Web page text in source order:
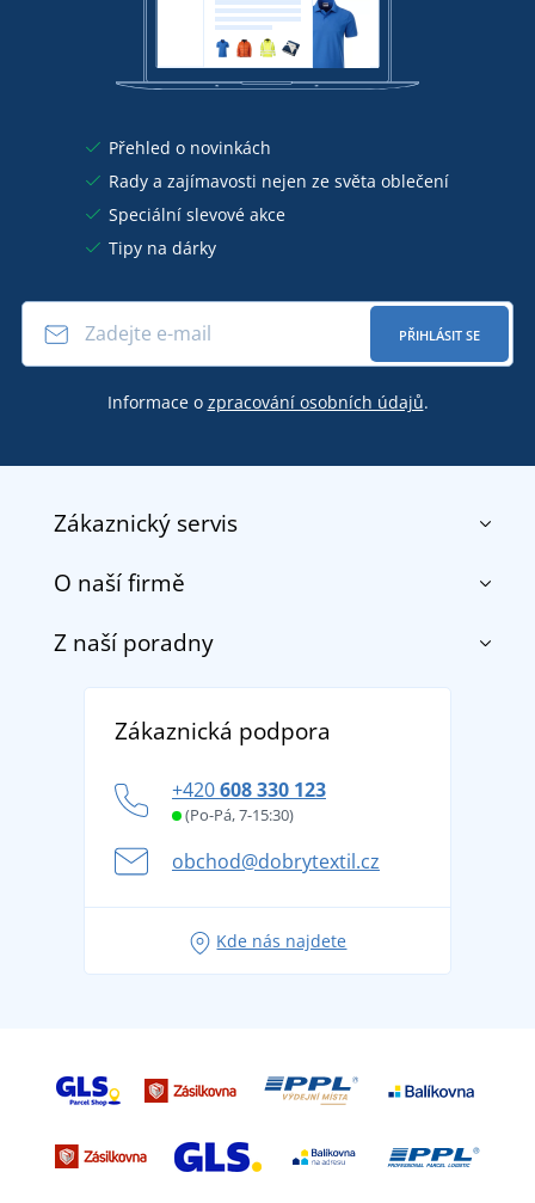
Přehled o novinkách
Rady a zajímavosti nejen ze světa oblečení
Speciální slevové akce
Tipy na dárky
PŘIHLÁSIT SE
Informace o zpracování osobních údajů.
Zákaznický servis
Kontakt
Doprava a platba
Vrácení zboží a reklamace
Potisk a výšivka
Věrnostní program BONTIS +
O naší firmě
O nás
DobrýTextil pro firmy a organizace
Z naší poradny
tradicí od roku 1976
Letní dobrodružství začíná balením aneb připravte
se na dovolenou bez starostí
Tipy na svěží outfity pro pohodové léto
Zákaznická podpora
+420608 330 123
(Po-Pá, 7-15:30)
obchod@dobrytextil.cz
Kde nás najdete